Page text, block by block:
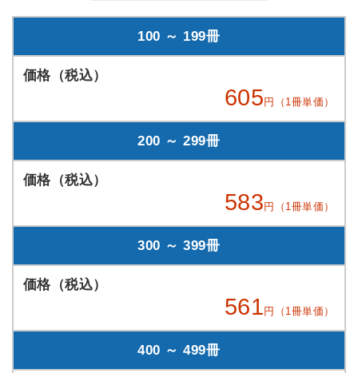
100 ～ 199冊
605 円（1冊単価）
200 ～ 299冊
583 円（1冊単価）
300 ～ 399冊
561 円（1冊単価）
400 ～ 499冊